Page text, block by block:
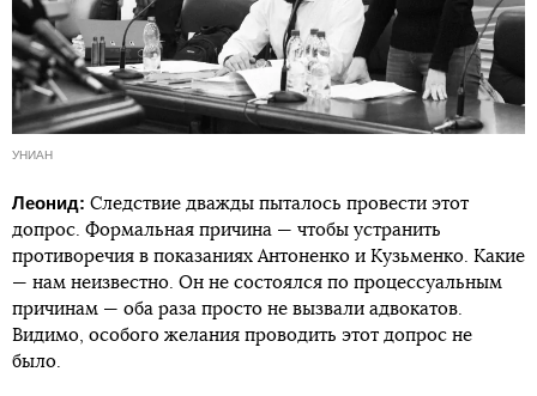
УНИАН
Леонид: Следствие дважды пыталось провести этот
допрос. Формальная причина — чтобы устранить
противоречия в показаниях Антоненко и Кузьменко. Какие
— нам неизвестно. Он не состоялся по процессуальным
причинам — оба раза просто не вызвали адвокатов.
Видимо, особого желания проводить этот допрос не
было.